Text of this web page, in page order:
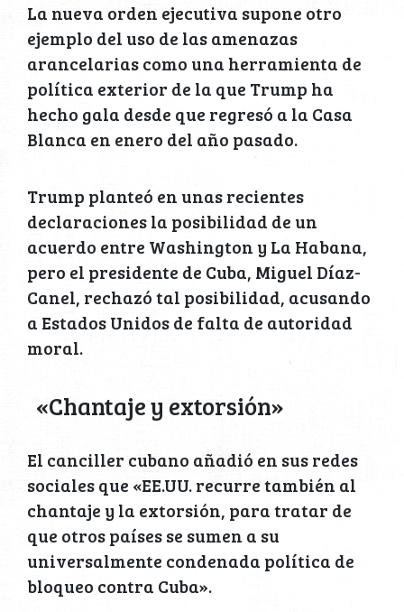
La nueva orden ejecutiva supone otro
ejemplo del uso de las amenazas
arancelarias como una herramienta de
política exterior de la que Trump ha
hecho gala desde que regresó a la Casa
Blanca en enero del año pasado.
Trump planteó en unas recientes
declaraciones la posibilidad de un
acuerdo entre Washington y La Habana,
pero el presidente de Cuba, Miguel Díaz-
Canel, rechazó tal posibilidad, acusando
a Estados Unidos de falta de autoridad
moral.
«Chantaje y extorsión»
El canciller cubano añadió en sus redes
sociales que «EE.UU. recurre también al
chantaje y la extorsión, para tratar de
que otros países se sumen a su
universalmente condenada política de
bloqueo contra Cuba».